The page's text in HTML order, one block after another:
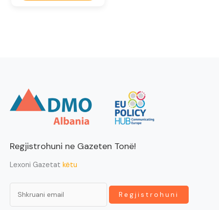
Regjistrohuni ne Gazeten Tonë!
Lexoni Gazetat këtu